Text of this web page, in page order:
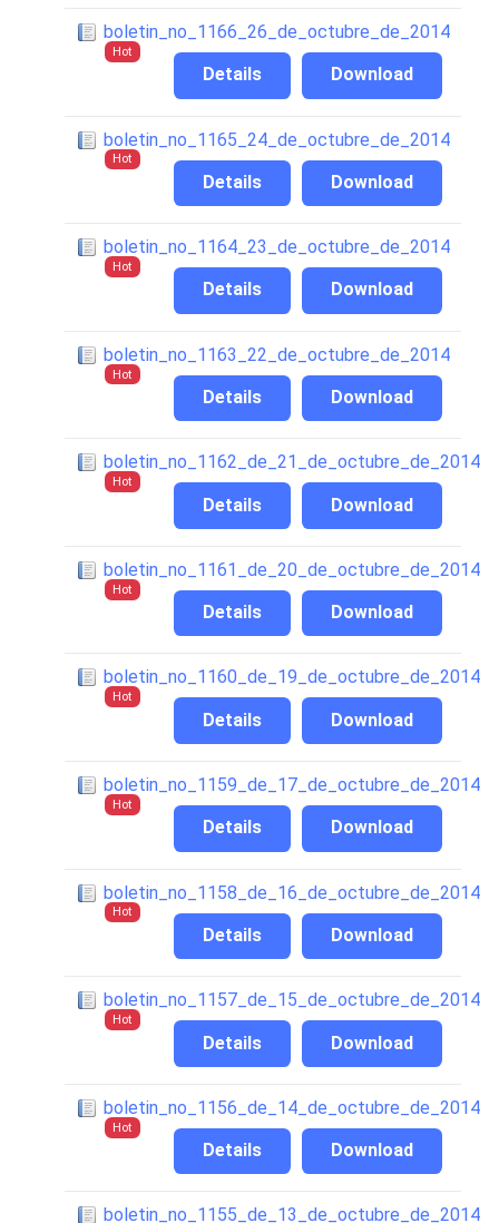
boletin_no_1166_26_de_octubre_de_2014
Hot
Download
Details
boletin_no_1165_24_de_octubre_de_2014
Hot
Download
Details
boletin_no_1164_23_de_octubre_de_2014
Hot
Download
Details
boletin_no_1163_22_de_octubre_de_2014
Hot
Download
Details
boletin_no_1162_de_21_de_octubre_de_2014
Hot
Download
Details
boletin_no_1161_de_20_de_octubre_de_2014
Hot
Download
Details
boletin_no_1160_de_19_de_octubre_de_2014
Hot
Download
Details
boletin_no_1159_de_17_de_octubre_de_2014
Hot
Download
Details
boletin_no_1158_de_16_de_octubre_de_2014
Hot
Download
Details
boletin_no_1157_de_15_de_octubre_de_2014
Hot
Download
Details
boletin_no_1156_de_14_de_octubre_de_2014
Hot
Download
Details
boletin_no_1155_de_13_de_octubre_de_2014